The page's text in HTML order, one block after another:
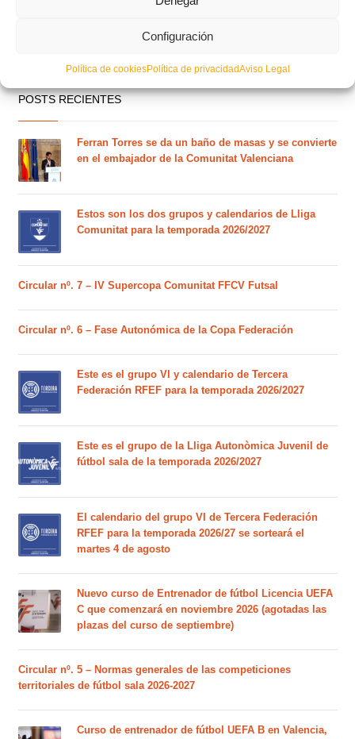
Configuración
Política de cookiesPolítica de privacidadAviso Legal
POSTS RECIENTES
Ferran Torres se da un baño de masas y se convierte
en el embajador de la Comunitat Valenciana
Estos son los dos grupos y calendarios de Lliga
Comunitat para la temporada 2026/2027
Circular nº. 7 – IV Supercopa Comunitat FFCV Futsal
Circular nº. 6 – Fase Autonómica de la Copa Federación
Este es el grupo VI y calendario de Tercera
Federación RFEF para la temporada 2026/2027
Este es el grupo de la Lliga Autonòmica Juvenil de
fútbol sala de la temporada 2026/2027
El calendario del grupo VI de Tercera Federación
RFEF para la temporada 2026/27 se sorteará el
martes 4 de agosto
Nuevo curso de Entrenador de fútbol Licencia UEFA
C que comenzará en noviembre 2026 (agotadas las
plazas del curso de septiembre)
Circular nº. 5 – Normas generales de las competiciones
territoriales de fútbol sala 2026-2027
Curso de entrenador de fútbol UEFA B en Valencia,